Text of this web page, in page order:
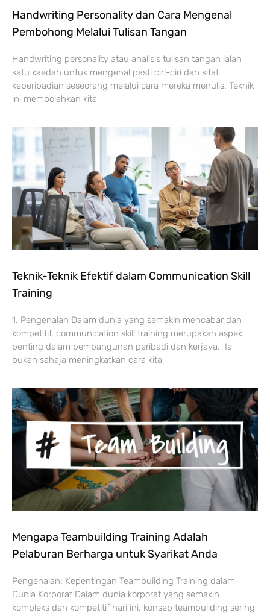
Handwriting Personality dan Cara Mengenal
Pembohong Melalui Tulisan Tangan
Handwriting personality atau analisis tulisan tangan ialah
satu kaedah untuk mengenal pasti ciri-ciri dan sifat
keperibadian seseorang melalui cara mereka menulis. Teknik
ini membolehkan kita
Teknik-Teknik Efektif dalam Communication Skill
Training
1. Pengenalan Dalam dunia yang semakin mencabar dan
kompetitif, communication skill training merupakan aspek
penting dalam pembangunan peribadi dan kerjaya. Ia
bukan sahaja meningkatkan cara kita
Mengapa Teambuilding Training Adalah
Pelaburan Berharga untuk Syarikat Anda
Pengenalan: Kepentingan Teambuilding Training dalam
Dunia Korporat Dalam dunia korporat yang semakin
kompleks dan kompetitif hari ini, konsep teambuilding sering